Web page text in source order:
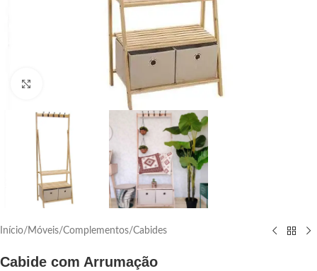
Click para aumentar
Início/ Móveis/Complementos/Cabides
Cabide com Arrumação